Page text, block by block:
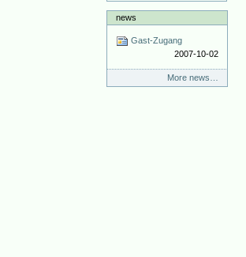
news
Gast-Zugang
2007-10-02
More news…